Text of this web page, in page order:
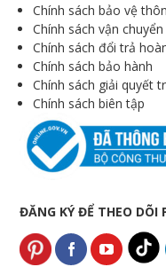
Chính sách bảo vệ
Chính sách vận
Chính sách đổi trả
Chính sách bảo hành
Chính sách giải quyết
Chính sách biên tập
ĐĂNG KÝ ĐỂ THEO DÕI